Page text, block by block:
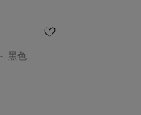
黑色